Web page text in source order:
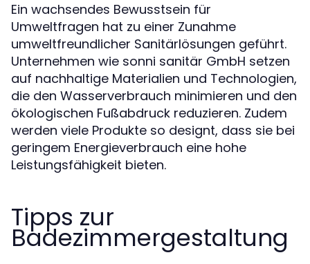
Ein wachsendes Bewusstsein für
Umweltfragen hat zu einer Zunahme
umweltfreundlicher Sanitärlösungen geführt.
Unternehmen wie sonni sanitär GmbH setzen
auf nachhaltige Materialien und Technologien,
die den Wasserverbrauch minimieren und den
ökologischen Fußabdruck reduzieren. Zudem
werden viele Produkte so designt, dass sie bei
geringem Energieverbrauch eine hohe
Leistungsfähigkeit bieten.
Tipps zur
Badezimmergestaltung